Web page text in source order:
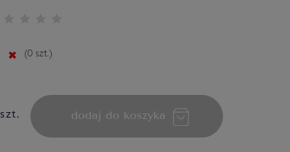
(0 szt.)
szt. dodaj do koszyka